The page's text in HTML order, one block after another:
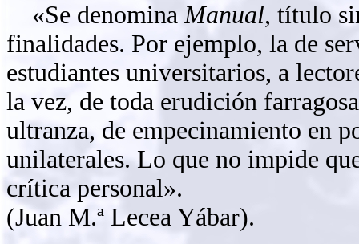
«Se denominaManual, título
finalidades. Por ejemplo, la de
estudiantes universitarios, a
la vez, de toda erudición
ultranza, de empecinamiento en
unilaterales. Lo que no impide
crítica personal».
(Juan M.ª Lecea Yábar).